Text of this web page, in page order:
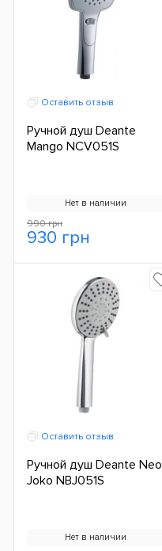
Оставить отзыв
Ручной душ Deante
Mango NCV051S
Нет в наличии
990 грн
930 грн
Оставить отзыв
Ручной душ Deante Neo
Joko NBJ051S
Нет в наличии